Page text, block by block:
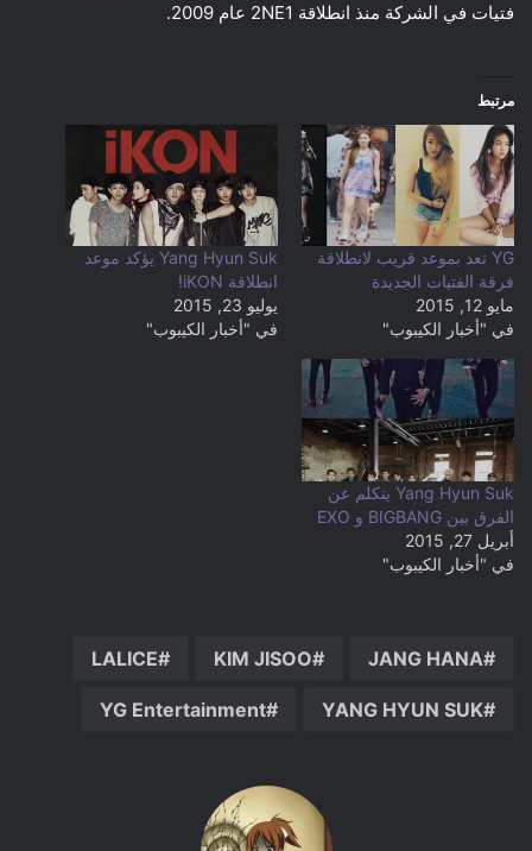
فتيات في الشركة منذ انطلاقة 2NE1 عام 2009.
مرتبط
YG تعد بموعد قريب لانطلاقة
فرقة الفتيات الجديدة
مايو 12, 2015
في "أخبار الكيبوب"
Yang Hyun Suk يؤكد موعد
انطلاقة iKON!
يوليو 23, 2015
في "أخبار الكيبوب"
Yang Hyun Suk يتكلم عن
الفرق بين BIGBANG و EXO
أبريل 27, 2015
في "أخبار الكيبوب"
JANG HANA
KIM JISOO
LALICE
YANG HYUN SUK
YG Entertainment